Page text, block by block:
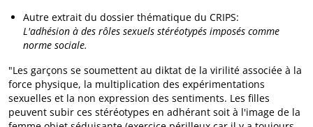
Autre extrait du dossier thématique du CRIPS:
L'adhésion à des rôles sexuels stéréotypés imposés comme
norme sociale.
"Les garçons se soumettent au diktat de la virilité associée à la
force physique, la multiplication des expérimentations
sexuelles et la non expression des sentiments. Les filles
peuvent subir ces stéréotypes en adhérant soit à l'image de la